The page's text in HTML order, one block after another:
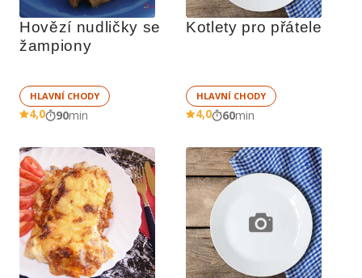
Hovězí nudličky se
žampiony
HLAVNÍ CHODY
4,0 90min
Kotlety pro přátele
HLAVNÍ CHODY
4,0 60min